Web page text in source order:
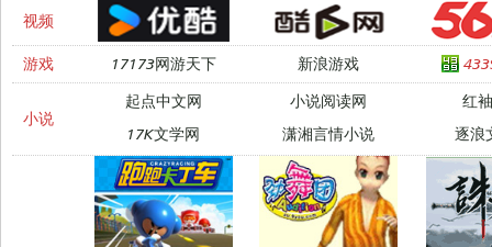
视频
游戏 17173网游天下 新浪游戏
小说
起点中文网 小说阅读网
红
17K文学网
潇湘言情小说 逐浪